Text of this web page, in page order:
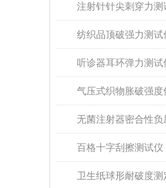
注射针针尖刺穿力测
纺织品顶破强力测试
听诊器耳环弹力测试
气压式织物胀破强度
无菌注射器密合性负
百格十字刮擦测试仪
卫生纸球形耐破度测